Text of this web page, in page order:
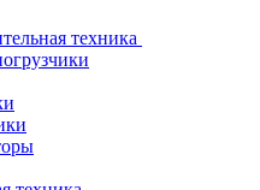
техника